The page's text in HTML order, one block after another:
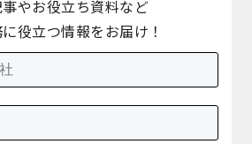
やお役立ち資料など
役立つ情報をお届け！